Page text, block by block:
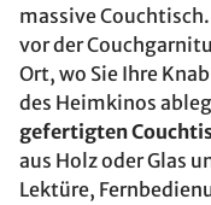
massive
vor der
Ort, wo Sie Ihre
des Heimkinos
gefertigten
aus Holz oder Glas
Lektüre,